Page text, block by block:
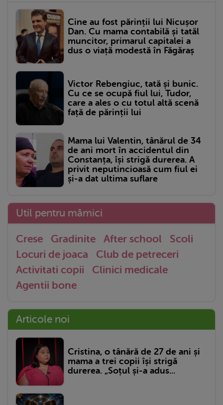
Cine au fost părinții lui Nicușor
Dan. Cu mama contabilă și tatăl
muncitor, primarul capitalei a
dus o viață modestă în Făgăraș
Victor Rebengiuc, tată și bunic.
Cu ce se ocupă fiul lui, Tudor,
care a ales o cu totul altă scenă
față de părinții lui
Mama lui Valentin, tânărul de 34
de ani mort în accidentul din
Constanța, își strigă durerea. A
privit neputincioasă cum fiul ei
și-a dat ultima suflare
Util pentru mămici
Crese Gradinite After school
Scoli
Locuri de joaca
Club de petreceri
Activitati copii
Clinici medicale
Agentii bone
Articole noi
Cristina, o tânără de 27 de ani și
mama a trei copii își strigă
durerea. „Soțul și-a adus...